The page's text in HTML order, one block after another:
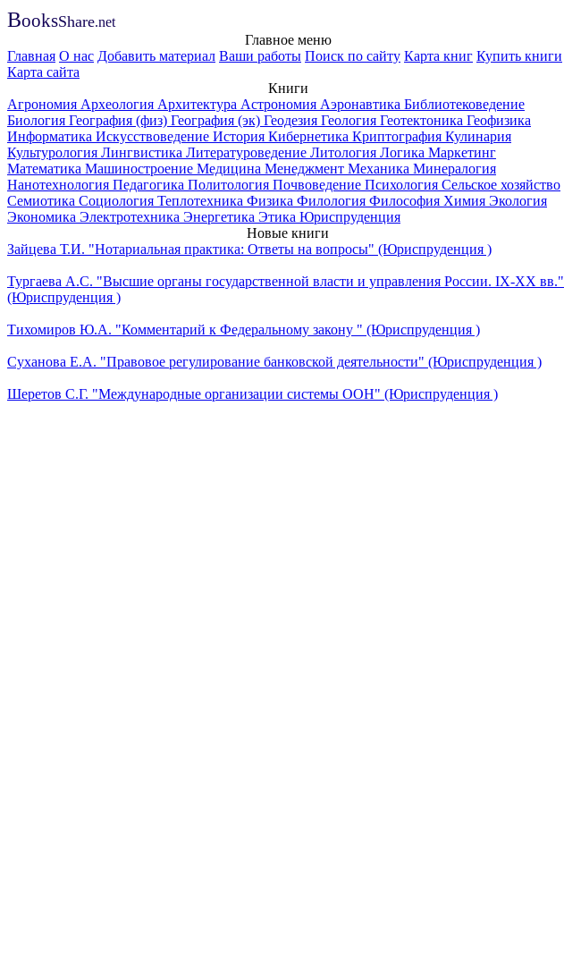
BooksShare.net
Главное меню
Главная О нас Добавить материал Ваши работы Поиск по сайту Карта книг Купить книги
Карта сайта
Книги
Агрономия Археология Архитектура Астрономия Аэронавтика Библиотековедение
Биология География (физ) География (эк) Геодезия Геология Геотектоника Геофизика
Информатика Искусствоведение История Кибернетика Криптография Кулинария
Культурология Лингвистика Литературоведение Литология Логика Маркетинг
Математика Машиностроение Медицина Менеджмент Механика Минералогия
Нанотехнология Педагогика Политология Почвоведение Психология Сельское хозяйство
Семиотика Социология Теплотехника Физика Филология Философия Химия Экология
Экономика Электротехника Энергетика Этика Юриспруденция
Новые книги
Зайцева Т.И. "Нотариальная практика: Ответы на вопросы" (Юриспруденция )
Тургаева А.С. "Высшие органы государственной власти и управления России. IХ-ХХ вв."
(Юриспруденция )
Тихомиров Ю.А. "Комментарий к Федеральному закону " (Юриспруденция )
Суханова Е.А. "Правовое регулирование банковской деятельности" (Юриспруденция )
Шеретов С.Г. "Международные организации системы ООН" (Юриспруденция )